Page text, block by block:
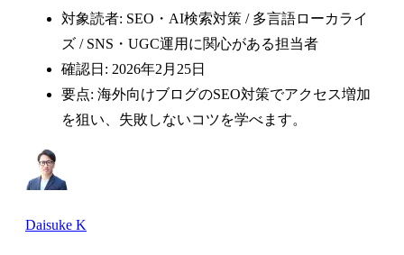
対象読者: SEO・AI検索対策 / 多言語ローカライ
ズ / SNS・UGC運用に関心がある担当者
確認日: 2026年2月25日
要点: 海外向けブログのSEO対策でアクセス増加
を狙い、失敗しないコツを学べます。
Daisuke K